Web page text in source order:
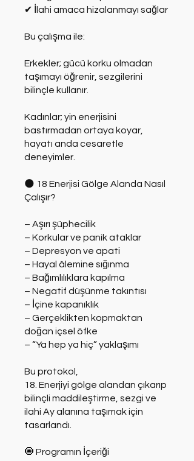
✔ İlahi amaca hizalanmayı sağlar
Bu çalışma ile:
Erkekler; gücü korku olmadan
taşımayı öğrenir, sezgilerini
bilinçle kullanır.
Kadınlar; yin enerjisini
bastırmadan ortaya koyar,
hayatı anda cesaretle
deneyimler.
🌑 18 Enerjisi Gölge Alanda Nasıl
Çalışır?
– Aşırı şüphecilik
– Korkular ve panik ataklar
– Depresyon ve apati
– Hayal âlemine sığınma
– Bağımlılıklara kapılma
– Negatif düşünme takıntısı
– İçine kapanıklık
– Gerçeklikten kopmaktan
doğan içsel öfke
– “Ya hep ya hiç” yaklaşımı
Bu protokol,
18. Enerjiyi gölge alandan çıkarıp
bilinçli maddileştirme, sezgi ve
ilahi Ay alanına taşımak için
tasarlandı.
🧿 Programın İçeriği